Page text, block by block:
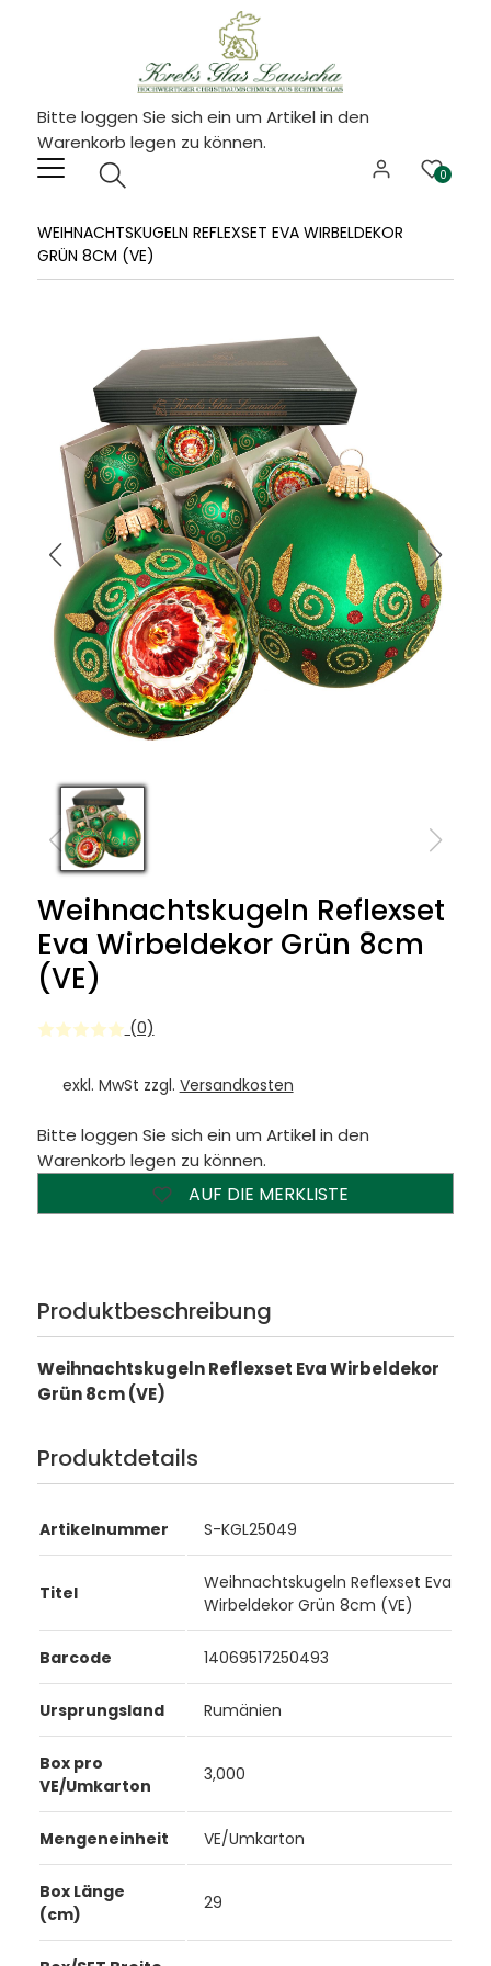
Bitte loggen Sie sich ein um Artikel in den
Warenkorb legen zu können.
0
WEIHNACHTSKUGELN REFLEXSET EVA WIRBELDEKOR
GRÜN 8CM (VE)
Weihnachtskugeln Reflexset
Eva Wirbeldekor Grün 8cm
(VE)
(0)
exkl. MwSt zzgl. Versandkosten
Bitte loggen Sie sich ein um Artikel in den
Warenkorb legen zu können.
AUF DIE MERKLISTE
Produktbeschreibung
Weihnachtskugeln Reflexset Eva Wirbeldekor
Grün 8cm (VE)
Produktdetails
Artikelnummer S-KGL25049
Titel
Weihnachtskugeln Reflexset Eva
Wirbeldekor Grün 8cm (VE)
Barcode 14069517250493
Ursprungsland Rumänien
Box pro
VE/Umkarton
3,000
Mengeneinheit VE/Umkarton
Box Länge
(cm)
29